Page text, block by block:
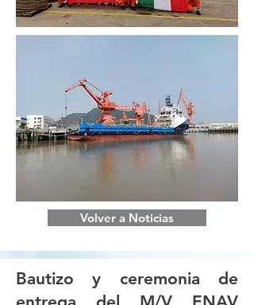
Volver a Noticias
Bautizo y ceremonia de